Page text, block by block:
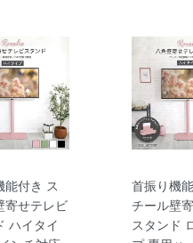
能付き ス
寄せテレビ
ハイタイ
首振り機
チール壁
スタンド